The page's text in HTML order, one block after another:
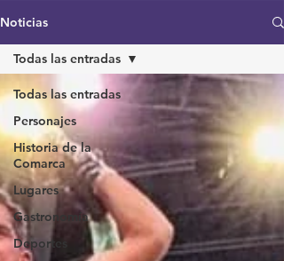
Noticias
Todas las entradas
Personajes
Historia de la
Comarca
Lugares
Gastronomía
Deportes
Todas las entradas